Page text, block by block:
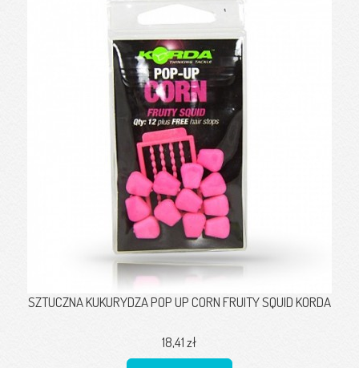
SZTUCZNA KUKURYDZA POP UP CORN FRUITY SQUID KORDA
18,41 zł